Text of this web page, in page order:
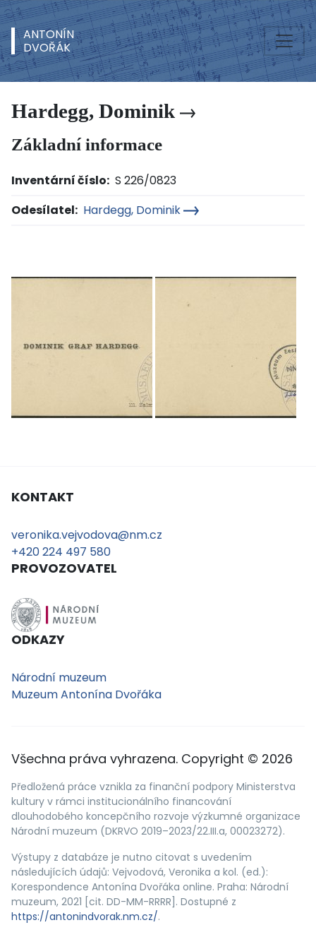
ANTONÍN
DVOŘÁK
Hardegg, Dominik
Základní informace
Inventární číslo: S 226/0823
Odesílatel: Hardegg, Dominik
KONTAKT
veronika.vejvodova@nm.cz
+420 224 497 580
PROVOZOVATEL
ODKAZY
Národní muzeum
Muzeum Antonína Dvořáka
Všechna práva vyhrazena. Copyright © 2026
Předložená práce vznikla za finanční podpory Ministerstva
kultury v rámci institucionálního financování
dlouhodobého koncepčního rozvoje výzkumné organizace
Národní muzeum (DKRVO 2019–2023/22.III.a, 00023272).
Výstupy z databáze je nutno citovat s uvedením
následujících údajů: Vejvodová, Veronika a kol. (ed.):
Korespondence Antonína Dvořáka online. Praha: Národní
muzeum, 2021 [cit. DD-MM-RRRR]. Dostupné z
https://antonindvorak.nm.cz/.